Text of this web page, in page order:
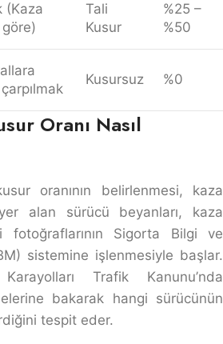
(Kaza
Tali
Kusur
%25 –
%50
Kusursuz %0
Oranı Nasıl
oranının belirlenmesi, kaza
alan sürücü beyanları, kaza
Sigorta Bilgi ve
sistemine işlenmesiyle başlar.
Trafik Kanunu’nda
bakarak hangi sürücünün
tespit eder.